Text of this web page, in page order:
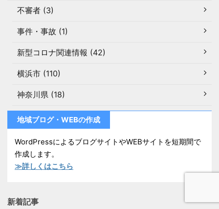
不審者 (3)
事件・事故 (1)
新型コロナ関連情報 (42)
横浜市 (110)
神奈川県 (18)
地域ブログ・WEBの作成
WordPressによるブログサイトやWEBサイトを短期間で
作成します。
≫詳しくはこちら
新着記事